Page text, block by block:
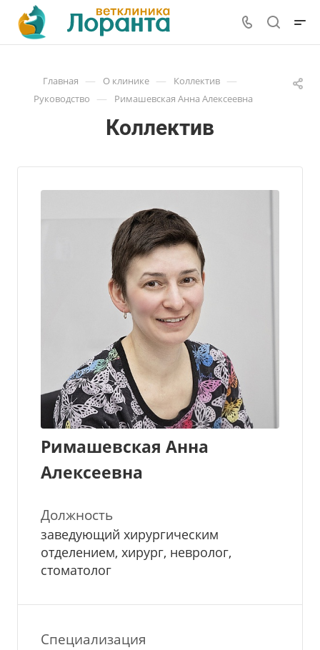
Главная — О клинике — Коллектив —
Руководство — Римашевская Анна Алексеевна
Коллектив
Римашевская Анна
Алексеевна
Должность
заведующий хирургическим
отделением, хирург, невролог,
стоматолог
Специализация